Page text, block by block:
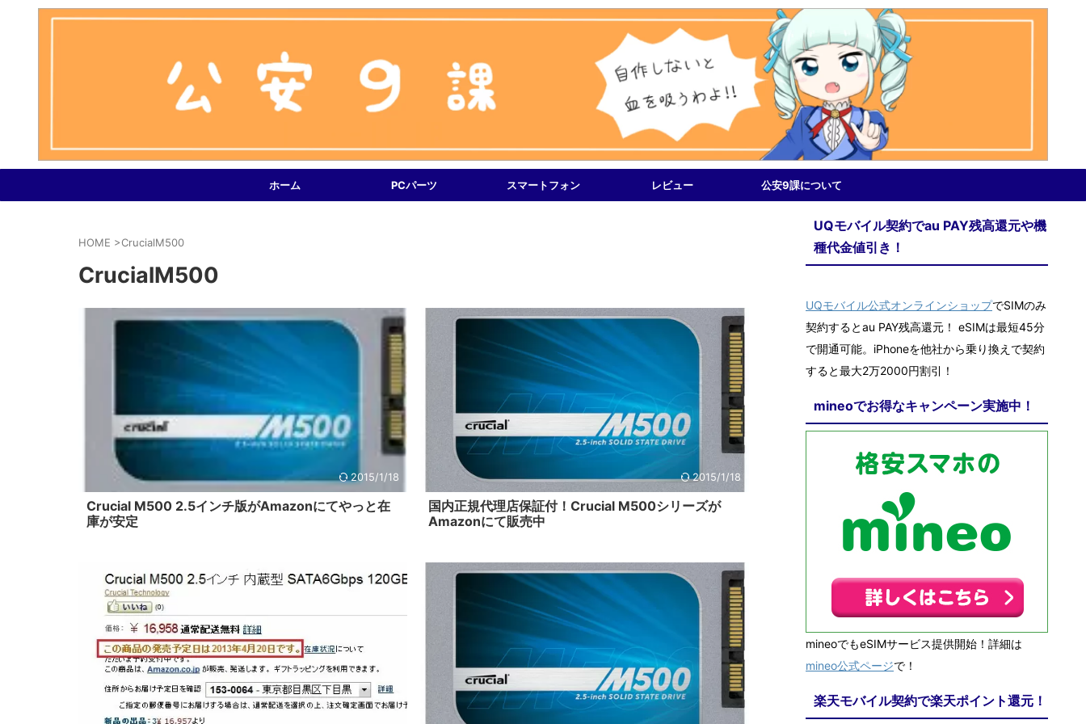
ホーム PCパーツ スマートフォン レビュー 公安9課について
HOME >CrucialM500
CrucialM500
2015/1/18
Crucial M500 2.5インチ版がAmazonにてやっと在
庫が安定
2015/1/18
国内正規代理店保証付！Crucial M500シリーズが
Amazonにて販売中
UQモバイル契約でau PAY残高還元や機
種代金値引き！
UQモバイル公式オンラインショップでSIMのみ
契約するとau PAY残高還元！ eSIMは最短45分
で開通可能。iPhoneを他社から乗り換えで契約
すると最大2万2000円割引！
mineoでお得なキャンペーン実施中！
mineoでもeSIMサービス提供開始！詳細は
mineo公式ページで！
楽天モバイル契約で楽天ポイント還元！